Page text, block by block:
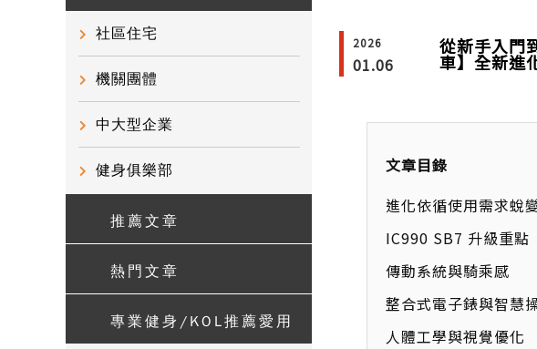
社區住宅
機關團體
中大型企業
健身俱樂部
推薦文章
熱門文章
專業健身/KOL推薦愛用
2026
01.06
從新手入門
車】全新進
文章目錄
進化依循使用需求蛻
IC990 SB7 升級重點
傳動系統與騎乘感
整合式電子錶與智慧
人體工學與視覺優化